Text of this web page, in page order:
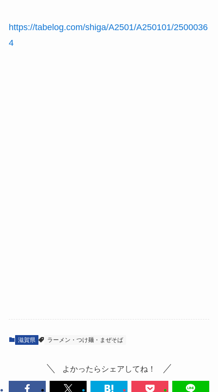
https://tabelog.com/shiga/A2501/A250101/2500036
4
滋賀県 ラーメン・つけ麺・まぜそば
よかったらシェアしてね！